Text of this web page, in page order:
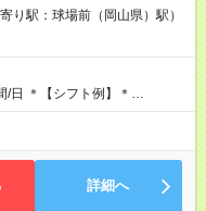
【試用期間】試
雇用形態、給与は本採用時
り駅：球場前（岡山県）駅）
/日 ＊【シフト例】＊
(3) 12:00～21:00 など ◎
。中抜けシフトなどはあり
でおっしゃってください！
詳細へ